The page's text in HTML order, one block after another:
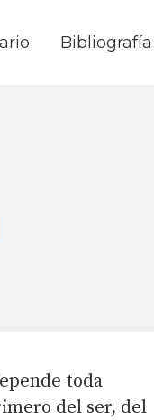
Bibliografía
toda
del ser, del